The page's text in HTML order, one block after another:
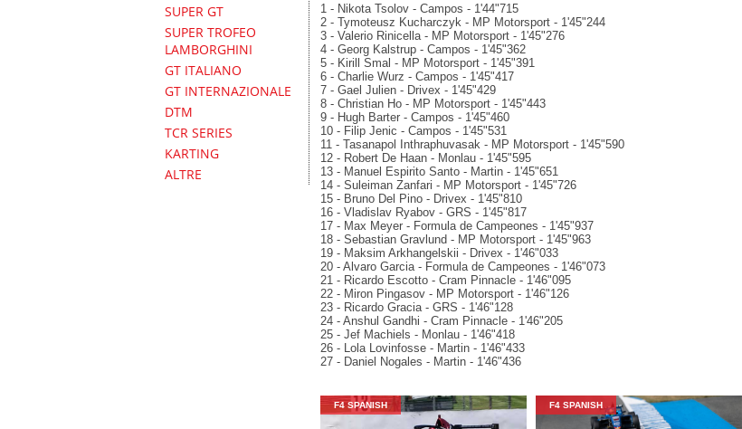
SUPER GT
SUPER TROFEO
LAMBORGHINI
GT ITALIANO
GT INTERNAZIONALE
DTM
TCR SERIES
KARTING
ALTRE
1 - Nikota Tsolov - Campos - 1'44"715
2 - Tymoteusz Kucharczyk - MP Motorsport - 1'45"244
3 - Valerio Rinicella - MP Motorsport - 1'45"276
4 - Georg Kalstrup - Campos - 1'45"362
5 - Kirill Smal - MP Motorsport - 1'45"391
6 - Charlie Wurz - Campos - 1'45"417
7 - Gael Julien - Drivex - 1'45"429
8 - Christian Ho - MP Motorsport - 1'45"443
9 - Hugh Barter - Campos - 1'45"460
10 - Filip Jenic - Campos - 1'45"531
11 - Tasanapol Inthraphuvasak - MP Motorsport - 1'45"590
12 - Robert De Haan - Monlau - 1'45"595
13 - Manuel Espirito Santo - Martin - 1'45"651
14 - Suleiman Zanfari - MP Motorsport - 1'45"726
15 - Bruno Del Pino - Drivex - 1'45"810
16 - Vladislav Ryabov - GRS - 1'45"817
17 - Max Meyer - Formula de Campeones - 1'45"937
18 - Sebastian Gravlund - MP Motorsport - 1'45"963
19 - Maksim Arkhangelskii - Drivex - 1'46"033
20 - Alvaro Garcia - Formula de Campeones - 1'46"073
21 - Ricardo Escotto - Cram Pinnacle - 1'46"095
22 - Miron Pingasov - MP Motorsport - 1'46"126
23 - Ricardo Gracia - GRS - 1'46"128
24 - Anshul Gandhi - Cram Pinnacle - 1'46"205
25 - Jef Machiels - Monlau - 1'46"418
26 - Lola Lovinfosse - Martin - 1'46"433
27 - Daniel Nogales - Martin - 1'46"436
F4 SPANISH F4 SPANISH